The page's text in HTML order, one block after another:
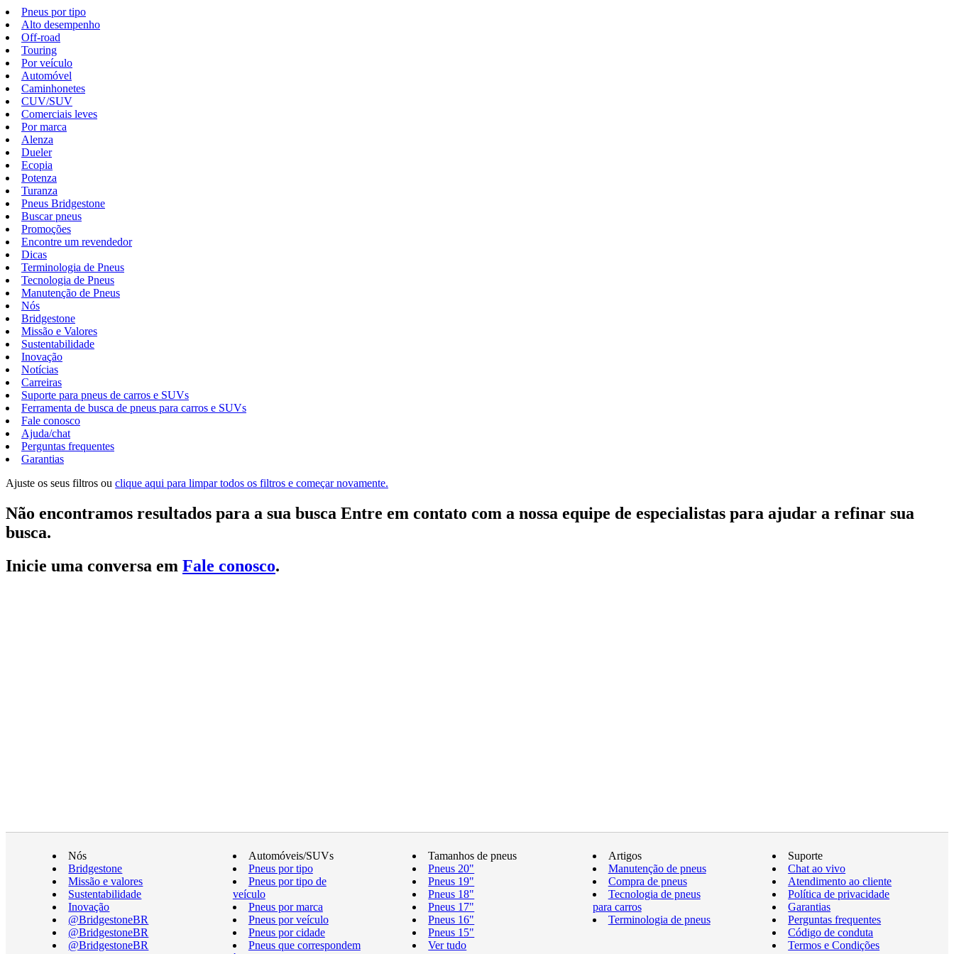
Pneus por tipo
Alto desempenho
Off-road
Touring
Por veículo
Automóvel
Caminhonetes
CUV/SUV
Comerciais leves
Por marca
Alenza
Dueler
Ecopia
Potenza
Turanza
Pneus Bridgestone
Buscar pneus
Promoções
Encontre um revendedor
Dicas
Terminologia de Pneus
Tecnologia de Pneus
Manutenção de Pneus
Nós
Bridgestone
Missão e Valores
Sustentabilidade
Inovação
Notícias
Carreiras
Suporte para pneus de carros e SUVs
Ferramenta de busca de pneus para carros e SUVs
Fale conosco
Ajuda/chat
Perguntas frequentes
Garantias
Ajuste os seus filtros ou clique aqui para limpar todos os filtros e começar novamente.
Não encontramos resultados para a sua busca Entre em contato com a nossa equipe de especialistas para ajudar a refinar sua
busca.
Inicie uma conversa em Fale conosco.
Nós
Bridgestone
Missão e valores
Sustentabilidade
Inovação
@BridgestoneBR
@BridgestoneBR
@BridgestoneBR
Automóveis/SUVs
Pneus por tipo
Pneus por tipo de
veículo
Pneus por marca
Pneus por veículo
Pneus por cidade
Pneus que correspondem
Tamanhos de pneus
Pneus 20"
Pneus 19"
Pneus 18"
Pneus 17"
Pneus 16"
Pneus 15"
Ver tudo
Artigos
Manutenção de pneus
Compra de pneus
Tecnologia de pneus
para carros
Terminologia de pneus
Suporte
Chat ao vivo
Atendimento ao cliente
Política de privacidade
Garantias
Perguntas frequentes
Código de conduta
Termos e Condições